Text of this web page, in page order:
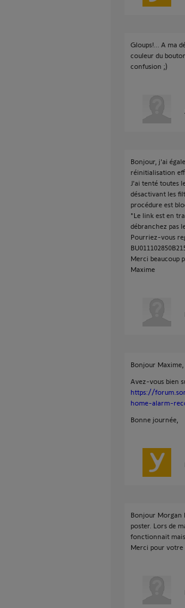
Gloups!... A ma
couleur du
confusion ;)
Bonjour, j'ai
réinitialisation
J'ai tenté toutes
désactivant les
procédure est
"Le link est en
débranchez pas
Pourriez-vous
Merci beaucoup
Maxime
Bonjour Maxime,
Avez-vous bien
https://
home-alarm-
Bonne journée,
Bonjour Morgan
poster. Lors de
fonctionnait
Merci pour votre